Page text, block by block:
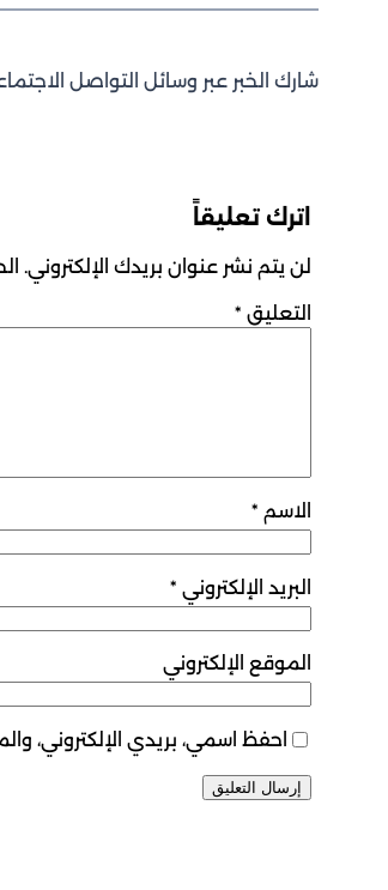
شارك الخبر عبر وسائل التواصل
اترك تعليقاً
لن يتم نشر عنوان بريدك الإلكتروني.
التعليق *
الاسم *
البريد الإلكتروني *
الموقع الإلكتروني
احفظ اسمي، بريدي الإلكتروني،